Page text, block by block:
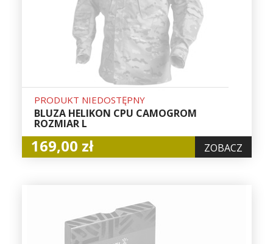
PRODUKT NIEDOSTĘPNY
BLUZA HELIKON CPU CAMOGROM
ROZMIAR L
169,00 zł ZOBACZ